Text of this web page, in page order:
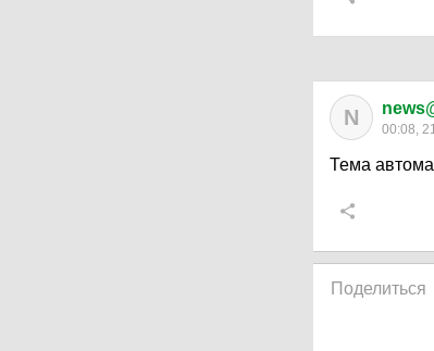
N 00:08,
Тема
Поделиться